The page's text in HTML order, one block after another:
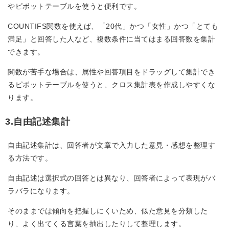
やピボットテーブルを使うと便利です。
COUNTIFS関数を使えば、「20代」かつ「女性」かつ「とても
満足」と回答した人など、複数条件に当てはまる回答数を集計
できます。
関数が苦手な場合は、属性や回答項目をドラッグして集計でき
るピボットテーブルを使うと、クロス集計表を作成しやすくな
ります。
3.自由記述集計
自由記述集計は、回答者が文章で入力した意見・感想を整理す
る方法です。
自由記述は選択式の回答とは異なり、回答者によって表現がバ
ラバラになります。
そのままでは傾向を把握しにくいため、似た意見を分類した
り、よく出てくる言葉を抽出したりして整理します。